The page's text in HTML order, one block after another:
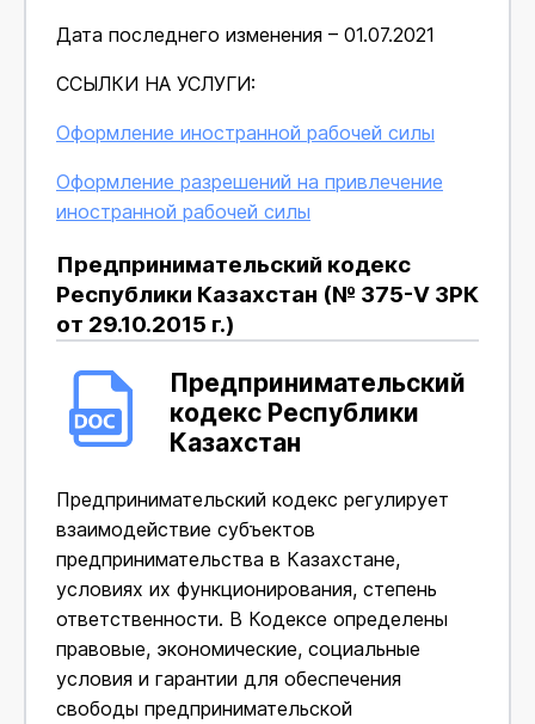
Дата последнего изменения – 01.07.2021
ССЫЛКИ НА УСЛУГИ:
Оформление иностранной рабочей силы
Оформление разрешений на привлечение
иностранной рабочей силы
Предпринимательский кодекс
Республики Казахстан (№ 375-V ЗРК
от 29.10.2015 г.)
Предпринимательский
кодекс Республики
Казахстан
Предпринимательский кодекс регулирует
взаимодействие субъектов
предпринимательства в Казахстане,
условиях их функционирования, степень
ответственности. В Кодексе определены
правовые, экономические, социальные
условия и гарантии для обеспечения
свободы предпринимательской